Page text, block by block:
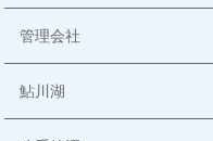
管理会社
鮎川湖